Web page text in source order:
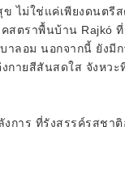
ไม่ใช่แค่เพียงดนตรี
สตราพื้นบ้าน Rajkó
าลอม นอกจากนี้ ยัง
กายสีสันสดใส จังห
าร ที่รังสรรค์รสชา